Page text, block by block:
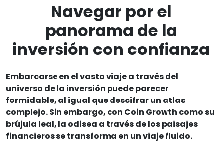
Navegar por el
panorama de la
inversión con confianza
Embarcarse en el vasto viaje a través del
universo de la inversión puede parecer
formidable, al igual que descifrar un atlas
complejo. Sin embargo, con Coin Growth como su
brújula leal, la odisea a través de los paisajes
financieros se transforma en un viaje fluido.